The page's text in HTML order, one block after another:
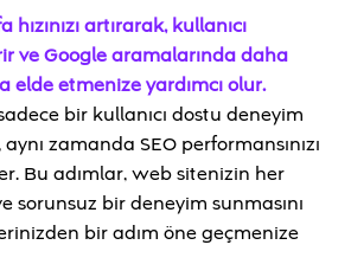
artırarak, kullanıcı
ve Google aramalarında daha
elde etmenize yardımcı olur.
bir kullanıcı dostu deneyim
zamanda SEO performansınızı
Bu adımlar, web sitenizin her
sorunsuz bir deneyim sunmasını
bir adım öne geçmenize